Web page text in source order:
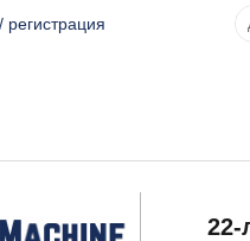
/ регистрация
22-